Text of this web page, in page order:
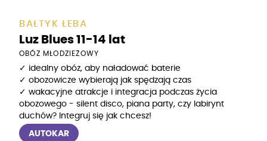
BAŁTYK ŁEBA
Luz Blues 11-14 lat
OBÓZ MŁODZIEŻOWY
✓ idealny obóz, aby naładować baterie
✓ obozowicze wybierają jak spędzają czas
✓ wakacyjne atrakcje i integracja podczas życia
obozowego - silent disco, piana party, czy labirynt
duchów? Integruj się jak chcesz!
AUTOKAR